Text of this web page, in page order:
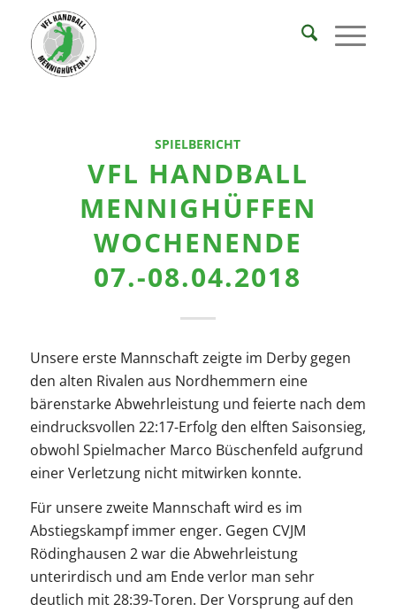
SPIELBERICHT
VFL HANDBALL
MENNIGHÜFFEN
WOCHENENDE
07.-08.04.2018
Unsere erste Mannschaft zeigte im Derby gegen
den alten Rivalen aus Nordhemmern eine
bärenstarke Abwehrleistung und feierte nach dem
eindrucksvollen 22:17-Erfolg den elften Saisonsieg,
obwohl Spielmacher Marco Büschenfeld aufgrund
einer Verletzung nicht mitwirken konnte.
Für unsere zweite Mannschaft wird es im
Abstiegskampf immer enger. Gegen CVJM
Rödinghausen 2 war die Abwehrleistung
unterirdisch und am Ende verlor man sehr
deutlich mit 28:39-Toren. Der Vorsprung auf den